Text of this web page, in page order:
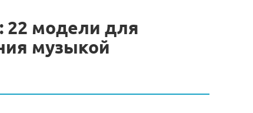
22 модели для
музыкой